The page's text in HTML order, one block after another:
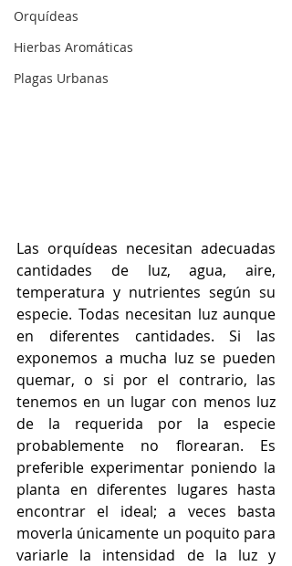
Orquídeas
Hierbas Aromáticas
Plagas Urbanas
Las orquídeas necesitan adecuadas
cantidades de luz, agua, aire,
temperatura y nutrientes según su
especie. Todas necesitan luz aunque
en diferentes cantidades. Si las
exponemos a mucha luz se pueden
quemar, o si por el contrario, las
tenemos en un lugar con menos luz
de la requerida por la especie
probablemente no florearan. Es
preferible experimentar poniendo la
planta en diferentes lugares hasta
encontrar el ideal; a veces basta
moverla únicamente un poquito para
variarle la intensidad de la luz y